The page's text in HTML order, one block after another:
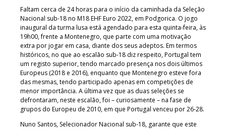
Faltam cerca de 24 horas para o início da caminhada da Seleção
Nacional sub-18 no M18 EHF Euro 2022, em Podgorica. O jogo
inaugural da turma lusa está agendado para esta quinta-feira, às
19h00, frente a Montenegro, que parte com uma motivação
extra por jogar em casa, diante dos seus adeptos. Em termos
históricos, no que ao escalão sub-18 diz respeito, Portugal tem
um registo superior, tendo marcado presença nos dois últimos
Europeus (2018 e 2016), enquanto que Montenegro esteve fora
das mesmas, tendo participado apenas em competições de
menor importância. A última vez que as duas seleções se
defrontaram, neste escalão, foi – curiosamente – na fase de
grupos do Europeu de 2010, em que Portugal venceu por 26-28.
Nuno Santos, Selecionador Nacional sub-18, garante que este